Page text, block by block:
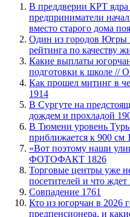
​В преддверии КРТ ядра
предприниматели
вместо старого дома
Один из городов Югры
рейтинга по качеству
Какие выплаты
подготовки к школе
Как прошел митинг в
1914
В Сургуте на
дождем и прохладой
В Тюмени уровень
приближается к 900 см
«Вот поэтому наши
ФОТОФАКТ 1826
Торговые центры уже
посетителей и что
​Совпадение 1761
Кто из югорчан в 2026
предпенсионера, и